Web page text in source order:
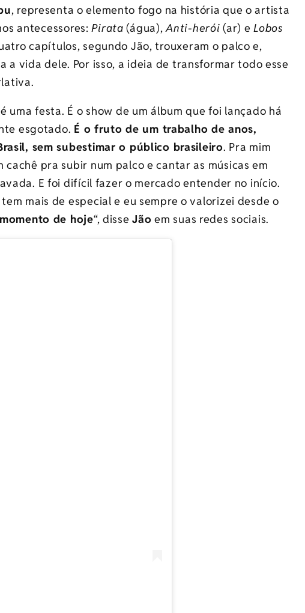
, representa o elemento fogo na história que o artista
antecessores:Pirata(água),Anti-herói(ar) eLobos
capítulos, segundo Jão, trouxeram o palco e,
a vida dele. Por isso, a ideia de transformar todo esse
uma festa. É o show de um álbum que foi lançado há
esgotado. É o fruto de um trabalho de anos,
sem subestimar o público brasileiro. Pra mim
cachê pra subir num palco e cantar as músicas em
E foi difícil fazer o mercado entender no início.
mais de especial e eu sempre o valorizei desde o
de hoje“, disseJão em suas redes sociais.